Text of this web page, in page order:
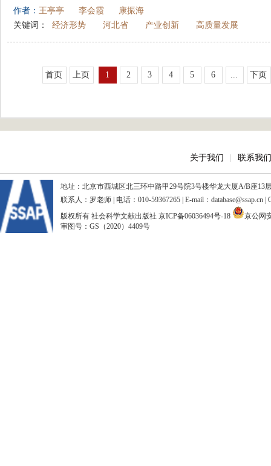
作者： 王亭亭 李会霞
康振海
关键词：
经济形势 河北省 产业创新 高质量发展
首页 上页 1 2 3 4 5 6 ... 下页
关于我们 联系我们
地址：北京市西城区北三环中路甲29号院3号楼华龙大厦A/B座13
联系人：罗老师 | 电话：010-59367265 | E-mail：database@ssap.cn
版权所有 社会科学文献出版社 京ICP备06036494号-18
京公网
审图号：GS（2020）4409号